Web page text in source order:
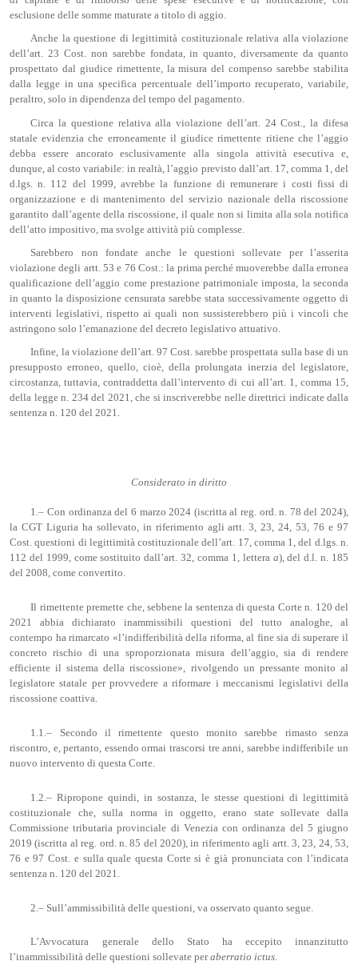
esclusione delle somme maturate a titolo di aggio.
Anche la questione di legittimità costituzionale relativa alla violazione
dell’art. 23 Cost. non sarebbe fondata, in quanto, diversamente da quanto
prospettato dal giudice rimettente, la misura del compenso sarebbe stabilita
dalla legge in una specifica percentuale dell’importo recuperato, variabile,
peraltro, solo in dipendenza del tempo del pagamento.
Circa la questione relativa alla violazione dell’art. 24 Cost., la difesa
statale evidenzia che erroneamente il giudice rimettente ritiene che l’aggio
debba essere ancorato esclusivamente alla singola attività esecutiva e,
dunque, al costo variabile: in realtà, l’aggio previsto dall’art. 17, comma 1, del
d.lgs. n. 112 del 1999, avrebbe la funzione di remunerare i costi fissi di
organizzazione e di mantenimento del servizio nazionale della riscossione
garantito dall’agente della riscossione, il quale non si limita alla sola notifica
dell’atto impositivo, ma svolge attività più complesse.
Sarebbero non fondate anche le questioni sollevate per l’asserita
violazione degli artt. 53 e 76 Cost.: la prima perché muoverebbe dalla erronea
qualificazione dell’aggio come prestazione patrimoniale imposta, la seconda
in quanto la disposizione censurata sarebbe stata successivamente oggetto di
interventi legislativi, rispetto ai quali non sussisterebbero più i vincoli che
astringono solo l’emanazione del decreto legislativo attuativo.
Infine, la violazione dell’art. 97 Cost. sarebbe prospettata sulla base di un
presupposto erroneo, quello, cioè, della prolungata inerzia del legislatore,
circostanza, tuttavia, contraddetta dall’intervento di cui all’art. 1, comma 15,
della legge n. 234 del 2021, che si inscriverebbe nelle direttrici indicate dalla
sentenza n. 120 del 2021.
Considerato in diritto
1.‒ Con ordinanza del 6 marzo 2024 (iscritta al reg. ord. n. 78 del 2024),
la CGT Liguria ha sollevato, in riferimento agli artt. 3, 23, 24, 53, 76 e 97
Cost. questioni di legittimità costituzionale dell’art. 17, comma 1, del d.lgs. n.
112 del 1999, come sostituito dall’art. 32, comma 1, lettera a), del d.l. n. 185
del 2008, come convertito.
Il rimettente premette che, sebbene la sentenza di questa Corte n. 120 del
2021 abbia dichiarato inammissibili questioni del tutto analoghe, al
contempo ha rimarcato «l’indifferibilità della riforma, al fine sia di superare il
concreto rischio di una sproporzionata misura dell’aggio, sia di rendere
efficiente il sistema della riscossione», rivolgendo un pressante monito al
legislatore statale per provvedere a riformare i meccanismi legislativi della
riscossione coattiva.
1.1.‒ Secondo il rimettente questo monito sarebbe rimasto senza
riscontro, e, pertanto, essendo ormai trascorsi tre anni, sarebbe indifferibile un
nuovo intervento di questa Corte.
1.2.‒ Ripropone quindi, in sostanza, le stesse questioni di legittimità
costituzionale che, sulla norma in oggetto, erano state sollevate dalla
Commissione tributaria provinciale di Venezia con ordinanza del 5 giugno
2019 (iscritta al reg. ord. n. 85 del 2020), in riferimento agli artt. 3, 23, 24, 53,
76 e 97 Cost. e sulla quale questa Corte si è già pronunciata con l’indicata
sentenza n. 120 del 2021.
2.‒ Sull’ammissibilità delle questioni, va osservato quanto segue.
L’Avvocatura generale dello Stato ha eccepito innanzitutto
l’inammissibilità delle questioni sollevate peraberratio ictus.